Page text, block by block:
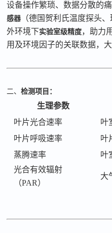
设备操作繁琐、数据分散的
感器（德国贺利氏温度探头
外环境下实验室级精度，助力
用及环境因子的关联数据，
二、检测项目：
生理参数
叶片光合速率
叶
叶片呼吸速率
叶
蒸腾速率
叶
光合有效辐射
（PAR）
大